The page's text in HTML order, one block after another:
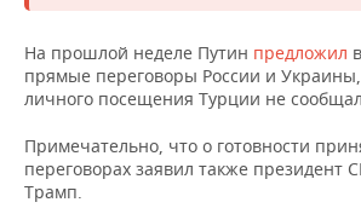
На прошлой неделе Путин предложил
прямые переговоры России и
личного посещения Турции не
Примечательно, что о готовности
переговорах заявил также президент
Трамп.